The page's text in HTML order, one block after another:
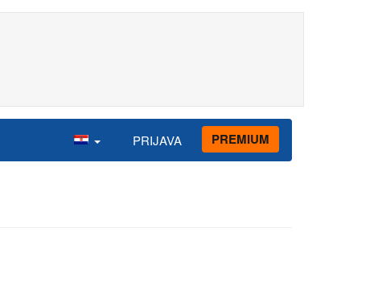
PRIJAVA PREMIUM